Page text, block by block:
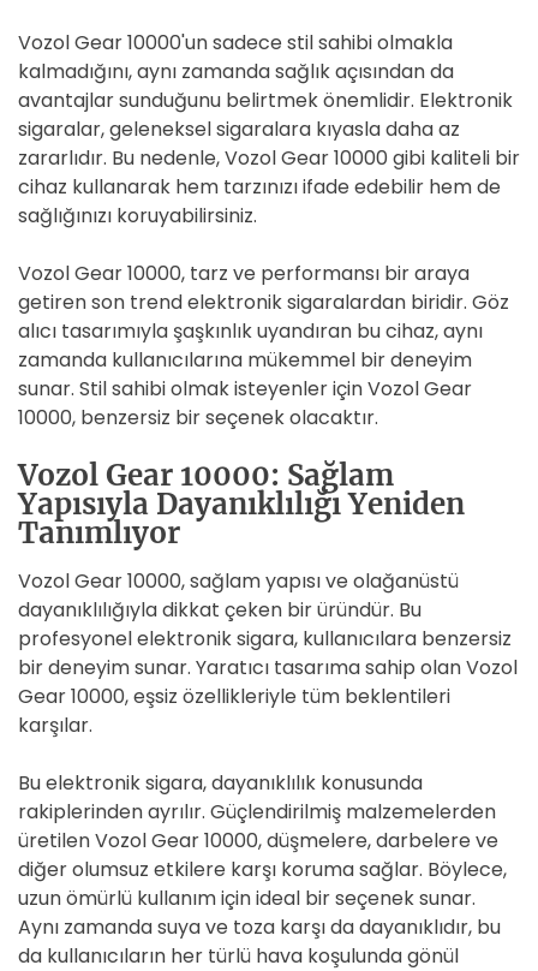
Vozol Gear 10000'un sadece stil sahibi olmakla
kalmadığını, aynı zamanda sağlık açısından da
avantajlar sunduğunu belirtmek önemlidir. Elektronik
sigaralar, geleneksel sigaralara kıyasla daha az
zararlıdır. Bu nedenle, Vozol Gear 10000 gibi kaliteli bir
cihaz kullanarak hem tarzınızı ifade edebilir hem de
sağlığınızı koruyabilirsiniz.
Vozol Gear 10000, tarz ve performansı bir araya
getiren son trend elektronik sigaralardan biridir. Göz
alıcı tasarımıyla şaşkınlık uyandıran bu cihaz, aynı
zamanda kullanıcılarına mükemmel bir deneyim
sunar. Stil sahibi olmak isteyenler için Vozol Gear
10000, benzersiz bir seçenek olacaktır.
Vozol Gear 10000: Sağlam
Yapısıyla Dayanıklılığı Yeniden
Tanımlıyor
Vozol Gear 10000, sağlam yapısı ve olağanüstü
dayanıklılığıyla dikkat çeken bir üründür. Bu
profesyonel elektronik sigara, kullanıcılara benzersiz
bir deneyim sunar. Yaratıcı tasarıma sahip olan Vozol
Gear 10000, eşsiz özellikleriyle tüm beklentileri
karşılar.
Bu elektronik sigara, dayanıklılık konusunda
rakiplerinden ayrılır. Güçlendirilmiş malzemelerden
üretilen Vozol Gear 10000, düşmelere, darbelere ve
diğer olumsuz etkilere karşı koruma sağlar. Böylece,
uzun ömürlü kullanım için ideal bir seçenek sunar.
Aynı zamanda suya ve toza karşı da dayanıklıdır, bu
da kullanıcıların her türlü hava koşulunda gönül